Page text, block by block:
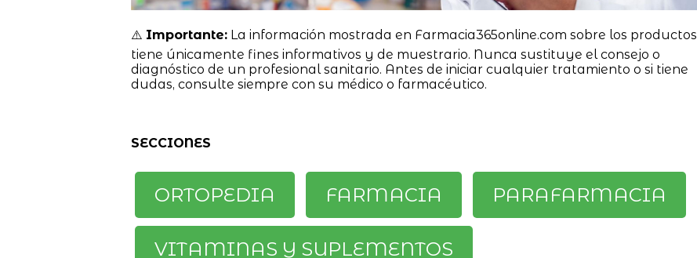
⚠️ Importante:La información mostrada en Farmacia365online.com sobre los productos
tiene únicamente fines informativos y de muestrario. Nunca sustituye el consejo o
diagnóstico de un profesional sanitario. Antes de iniciar cualquier tratamiento o si tiene
dudas, consulte siempre con su médico o farmacéutico.
SECCIONES
ORTOPEDIA FARMACIA PARAFARMACIA
VITAMINAS Y SUPLEMENTOS